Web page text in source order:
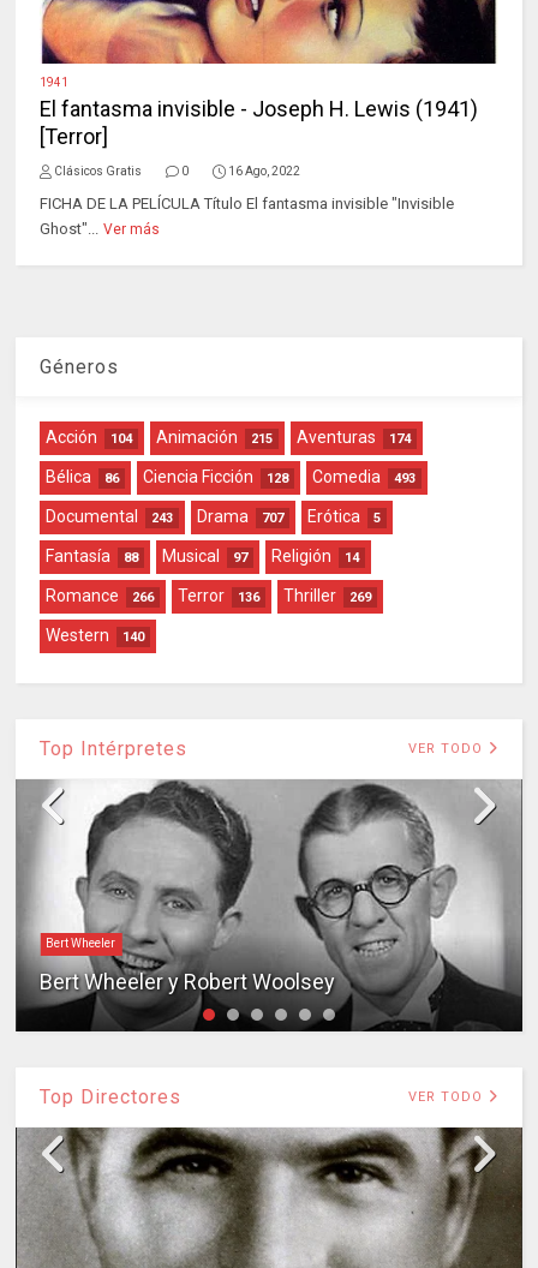
1941
El fantasma invisible - Joseph H. Lewis (1941)
[Terror]
Clásicos Gratis 0 16 Ago, 2022
FICHA DE LA PELÍCULA Título El fantasma invisible "Invisible
Ghost"... Ver más
Géneros
Acción 104 Animación 215 Aventuras 174
Bélica 86 Ciencia Ficción 128 Comedia 493
Documental 243 Drama 707 Erótica 5
Fantasía 88 Musical 97 Religión 14
Romance 266 Terror 136 Thriller 269
Western 140
Top Intérpretes VER TODO
Bert Wheeler
Bert Wheeler y Robert Woolsey
Top Directores VER TODO